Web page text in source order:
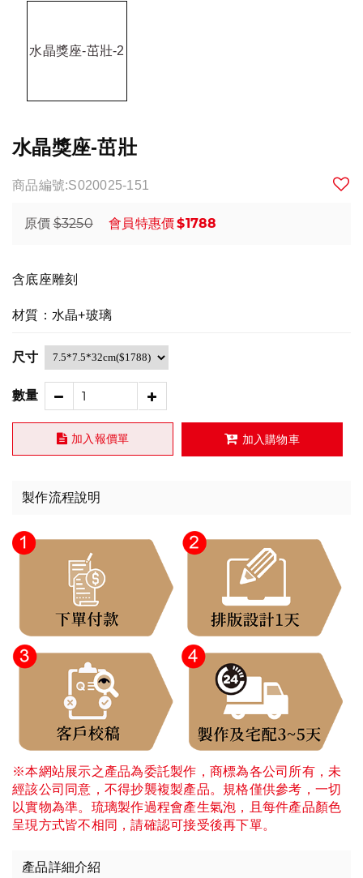
水晶獎座-茁壯
商品編號:S020025-151
原價 $3250 會員特惠價$1788
含底座雕刻
材質：水晶+玻璃
尺寸
數量
加入報價單 加入購物車
製作流程說明
※本網站展示之產品為委託製作，商標為各公司所有，未
經該公司同意，不得抄襲複製產品。規格僅供參考，一切
以實物為準。琉璃製作過程會產生氣泡，且每件產品顏色
呈現方式皆不相同，請確認可接受後再下單。
產品詳細介紹